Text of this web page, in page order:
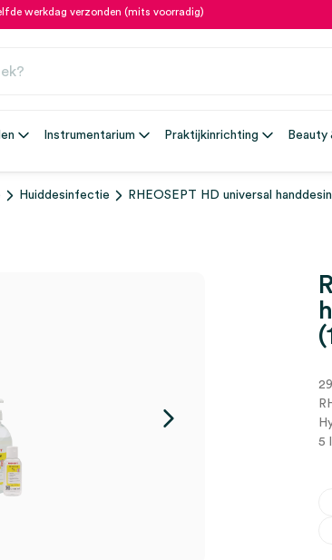
werkdag verzonden (mits voorradig)
Instrumentarium Praktijkinrichting Beauty
Huiddesinfectie RHEOSEPT HD universal
5